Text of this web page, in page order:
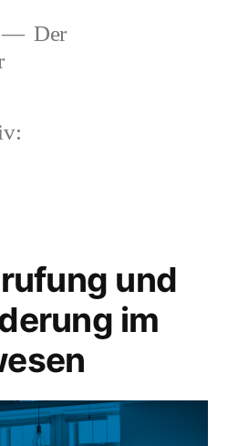
Der
und
im